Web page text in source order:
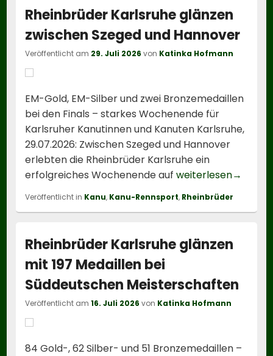
Rheinbrüder Karlsruhe glänzen
zwischen Szeged und Hannover
Veröffentlicht am 29. Juli 2026 von Katinka Hofmann
EM-Gold, EM-Silber und zwei Bronzemedaillen
bei den Finals – starkes Wochenende für
Karlsruher Kanutinnen und Kanuten Karlsruhe,
29.07.2026: Zwischen Szeged und Hannover
erlebten die Rheinbrüder Karlsruhe ein
erfolgreiches Wochenende aufweiterlesen→
Veröffentlicht in Kanu, Kanu-Rennsport, Rheinbrüder
Rheinbrüder Karlsruhe glänzen
mit 197 Medaillen bei
Süddeutschen Meisterschaften
Veröffentlicht am16. Juli 2026 von Katinka Hofmann
84 Gold-, 62 Silber- und 51 Bronzemedaillen –